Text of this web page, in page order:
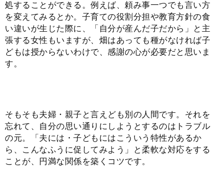
処することができる。例えば、頼み事一つでも言い方
を変えてみるとか。子育ての役割分担や教育方針の食
い違いが生じた際に、「自分が産んだ子だから」と主
張する女性もいますが、畑はあっても種がなければ子
どもは授からないわけで、感謝の心が必要だと思いま
す。
そもそも夫婦・親子と言えども別の人間です。それを
忘れて、自分の思い通りにしようとするのはトラブル
の元。「夫には・子どもにはこういう特性があるか
ら、こんなふうに促してみよう」と柔軟な対応をする
ことが、円満な関係を築くコツです。